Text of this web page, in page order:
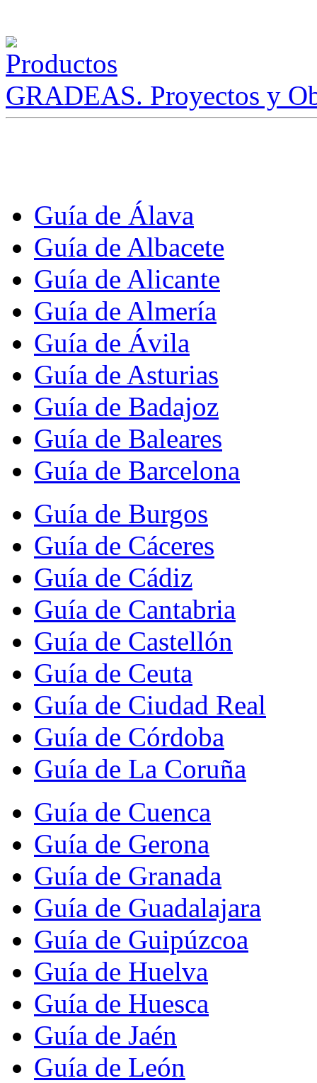
GRADEAS. Proyectos y
Guía de Álava
Guía de Albacete
Guía de Alicante
Guía de Almería
Guía de Ávila
Guía de Asturias
Guía de Badajoz
Guía de Baleares
Guía de Barcelona
Guía de Burgos
Guía de Cáceres
Guía de Cádiz
Guía de Cantabria
Guía de Castellón
Guía de Ceuta
Guía de Ciudad Real
Guía de Córdoba
Guía de La Coruña
Guía de Cuenca
Guía de Gerona
Guía de Granada
Guía de Guadalajara
Guía de Guipúzcoa
Guía de Huelva
Guía de Huesca
Guía de Jaén
Guía de León